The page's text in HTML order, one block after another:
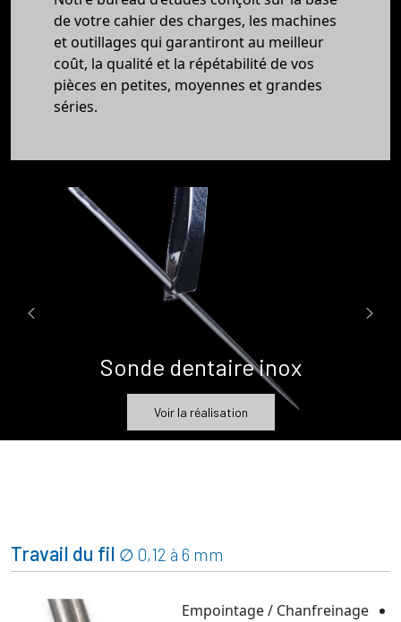
de votre cahier des charges, les machines
et outillages qui garantiront au meilleur
coût, la qualité et la répétabilité de vos
pièces en petites, moyennes et grandes
séries.
Sonde dentaire inox
Voir la réalisation
Travail du fil ∅ 0,12 à 6 mm
Empointage / Chanfreinage